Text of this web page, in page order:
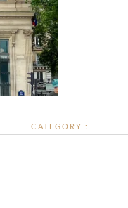
CATEGORY :